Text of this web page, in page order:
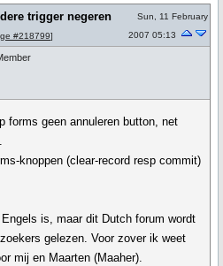
trigger negeren
#218799]
Sun, 11 February
2007 05:13
forms geen annuleren button, net
knoppen (clear-record resp commit)
is, maar dit Dutch forum wordt
gelezen. Voor zover ik weet
mij en Maarten (Maaher).